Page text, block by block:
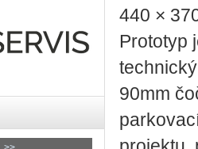
440 ×
Prototyp
90mm